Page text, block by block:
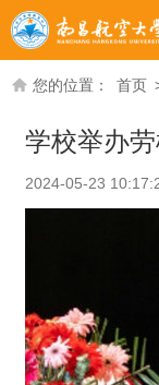
您的位置： 首页
学校举办
2024-05-23